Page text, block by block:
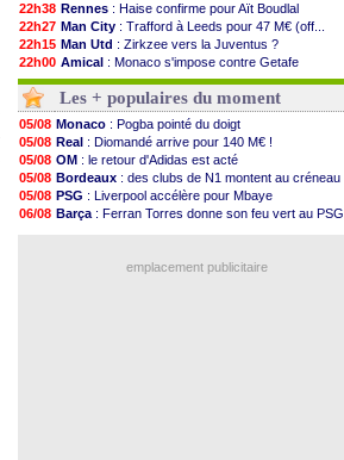
22h38 Rennes : Haise confirme pour Aït Boudlal
22h27 Man City : Trafford à Leeds pour 47 M€ (off...
22h15 Man Utd : Zirkzee vers la Juventus ?
22h00 Amical : Monaco s'impose contre Getafe
21h48 Nantes: Der Zakarian et sa relation avec Kita
21h39
OM: le club prêt à libérer Kondogbia ?
21h26 Monaco: le message touchant d'Akliouche
21h05
FIFA: Tebas en remet une couche
20h47
FIFA : l'UEFA maintient la pression
20h30
PSG: Tebas encense Luis Enrique
20h18
Real: Vinicius jusqu'en 2032 (officiel)
20h04
Lyon: Mangala va rejoindre Getafe
19h47
OM: une offre refusée pour Aguerd
: Akliouche a signé (officiel)
Les + populaires du moment
05/08 Monaco : Pogba pointé du doigt
05/08 Real : Diomandé arrive pour 140 M€ !
05/08 OM : le retour d'Adidas est acté
05/08 Bordeaux : des clubs de N1 montent au créneau
05/08 PSG : Liverpool accélère pour Mbaye
06/08 Barça : Ferran Torres donne son feu vert au PSG
emplacement publicitaire